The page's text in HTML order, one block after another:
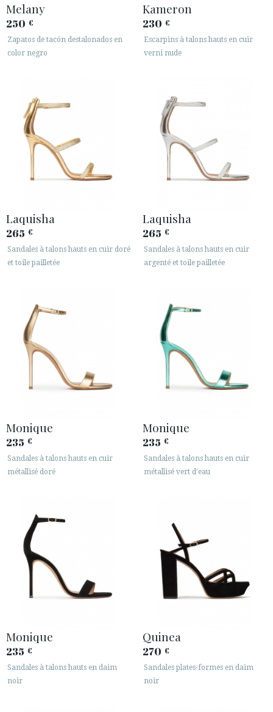
Melany
250 €
Zapatos de tacón destalonados en
color negro
Kameron
230 €
Escarpins à talons hauts en cuir
verni nude
Laquisha
265 €
Sandales à talons hauts en cuir doré
et toile pailletée
Laquisha
265 €
Sandales à talons hauts en cuir
argenté et toile pailletée
Monique
235 €
Sandales à talons hauts en cuir
métallisé doré
Monique
235 €
Sandales à talons hauts en cuir
métallisé vert d'eau
Monique
235 €
Sandales à talons hauts en daim
noir
Quinea
270 €
Sandales plates-formes en daim
noir